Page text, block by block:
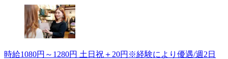
時給1080円～1280円 土日祝＋20円※経験により優遇/週2日